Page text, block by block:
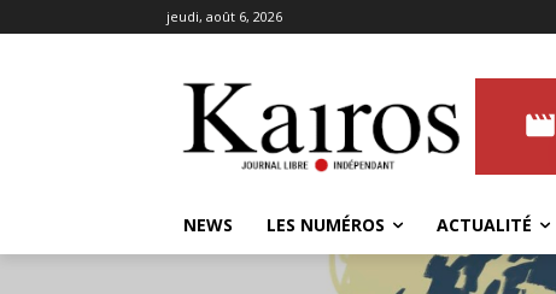
jeudi, août 6, 2026
NEWS LES NUMÉROS ACTUALITÉ